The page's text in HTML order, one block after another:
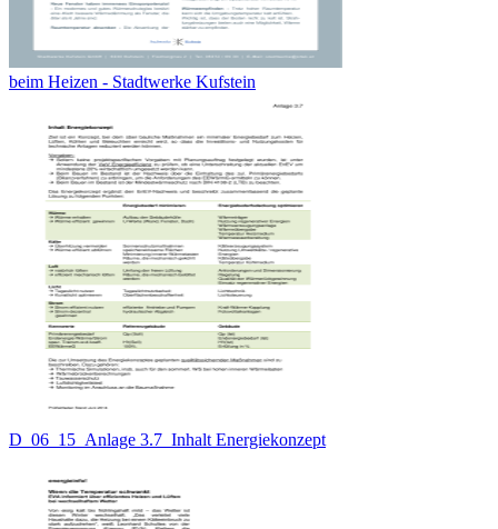
beim Heizen - Stadtwerke Kufstein
D_06_15_Anlage 3.7_Inhalt Energiekonzept